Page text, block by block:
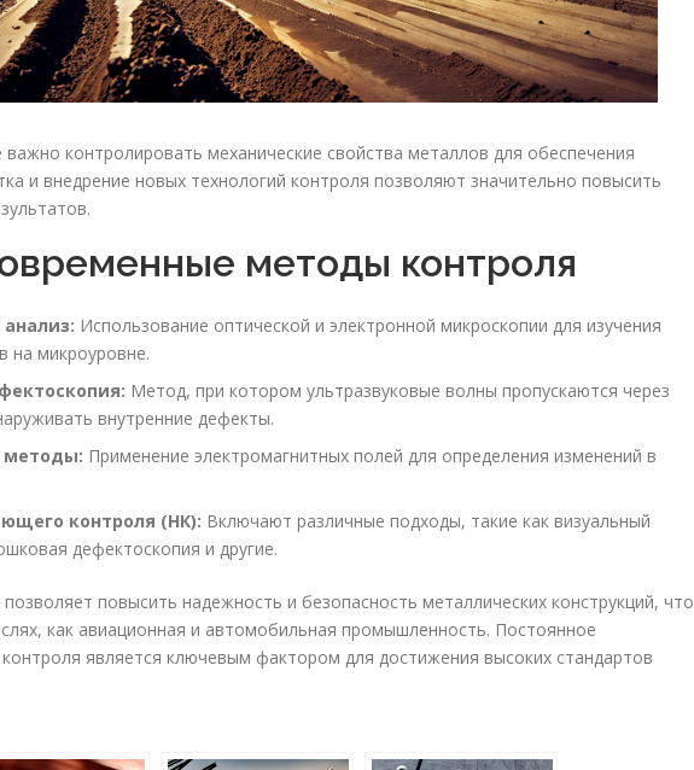
контролировать механические свойства металлов для обеспечения
и внедрение новых технологий контроля позволяют значительно повысить
методы контроля
Использование оптической и электронной микроскопии для изучения
на микроуровне.
Метод, при котором ультразвуковые волны пропускаются через
внутренние дефекты.
методы: Применение электромагнитных полей для определения изменений в
контроля (НК): Включают различные подходы, такие как визуальный
дефектоскопия и другие.
повысить надежность и безопасность металлических конструкций, что
как авиационная и автомобильная промышленность. Постоянное
является ключевым фактором для достижения высоких стандартов